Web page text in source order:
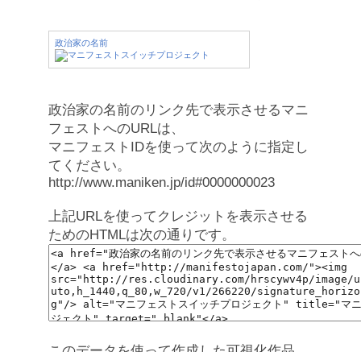
政治家の名前
政治家の名前のリンク先で表示させるマニ
フェストへのURLは、
マニフェストIDを使って次のように指定し
てください。
http://www.maniken.jp/id#0000000023
上記URLを使ってクレジットを表示させる
ためのHTMLは次の通りです。